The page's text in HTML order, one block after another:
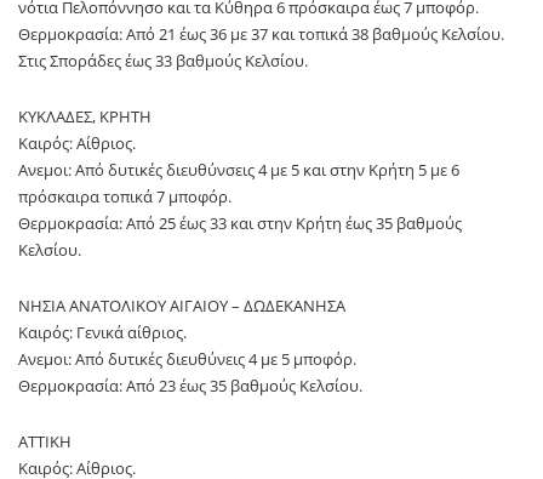
νότια Πελοπόννησο και τα Κύθηρα 6 πρόσκαιρα έως 7 μποφόρ.
Θερμοκρασία: Από 21 έως 36 με 37 και τοπικά 38 βαθμούς Κελσίου.
Στις Σποράδες έως 33 βαθμούς Κελσίου.
ΚΥΚΛΑΔΕΣ, ΚΡΗΤΗ
Καιρός: Αίθριος.
Ανεμοι: Από δυτικές διευθύνσεις 4 με 5 και στην Κρήτη 5 με 6
πρόσκαιρα τοπικά 7 μποφόρ.
Θερμοκρασία: Από 25 έως 33 και στην Κρήτη έως 35 βαθμούς
Κελσίου.
ΝΗΣΙΑ ΑΝΑΤΟΛΙΚΟΥ ΑΙΓΑΙΟΥ – ΔΩΔΕΚΑΝΗΣΑ
Καιρός: Γενικά αίθριος.
Ανεμοι: Από δυτικές διευθύνεις 4 με 5 μποφόρ.
Θερμοκρασία: Από 23 έως 35 βαθμούς Κελσίου.
ΑΤΤΙΚΗ
Καιρός: Αίθριος.